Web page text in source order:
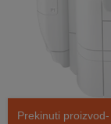
Prekinuti